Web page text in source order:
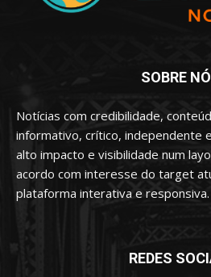
SOBRE
Notícias com credibilidade,
informativo, crítico, independente
alto impacto e visibilidade num
acordo com interesse do target
plataforma interativa e responsiva.
REDES